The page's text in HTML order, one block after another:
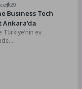
29
Business Tech
Ankara’da
Türkiye’nin ev